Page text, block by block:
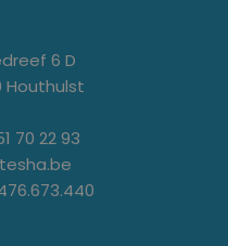
6 D
Houthulst
70 22 93